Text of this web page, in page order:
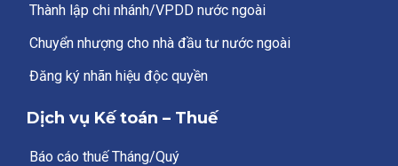
Thành lập chi nhánh/VPDD nước ngoài
Chuyển nhượng cho nhà đầu tư nước ngoài
Đăng ký nhãn hiệu độc quyền
Dịch vụ Kế toán – Thuế
Báo cáo thuế Tháng/Quý